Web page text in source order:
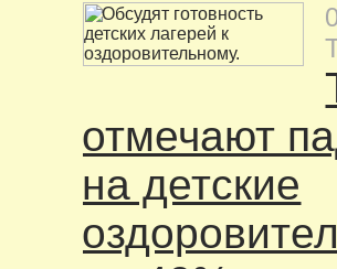
отмечают
на детские